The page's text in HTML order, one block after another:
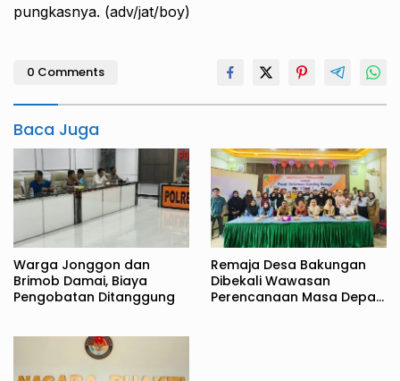
pungkasnya. (adv/jat/boy)
0 Comments
Baca Juga
Warga Jonggon dan
Brimob Damai, Biaya
Pengobatan Ditanggung
Remaja Desa Bakungan
Dibekali Wawasan
Perencanaan Masa Depan